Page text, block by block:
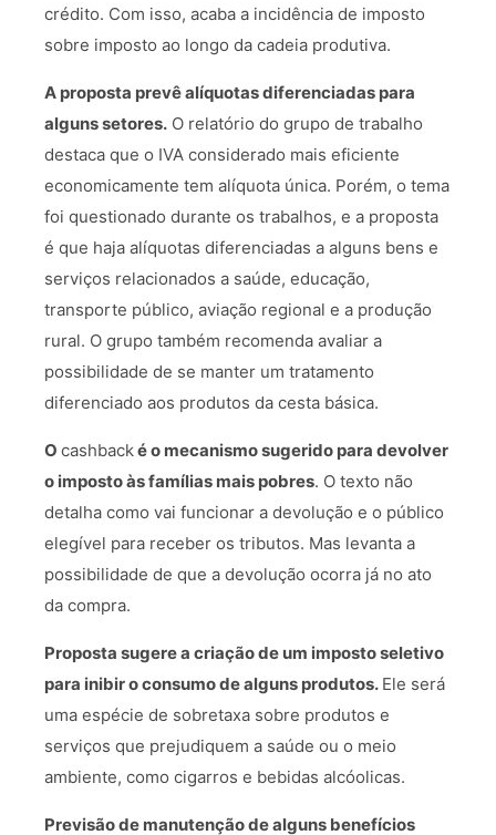
crédito. Com isso, acaba a incidência de imposto
sobre imposto ao longo da cadeia produtiva.
A proposta prevê alíquotas diferenciadas para
alguns setores. O relatório do grupo de trabalho
destaca que o IVA considerado mais eficiente
economicamente tem alíquota única. Porém, o tema
foi questionado durante os trabalhos, e a proposta
é que haja alíquotas diferenciadas a alguns bens e
serviços relacionados a saúde, educação,
transporte público, aviação regional e a produção
rural. O grupo também recomenda avaliar a
possibilidade de se manter um tratamento
diferenciado aos produtos da cesta básica.
O cashbacké o mecanismo sugerido para devolver
o imposto às famílias mais pobres. O texto não
detalha como vai funcionar a devolução e o público
elegível para receber os tributos. Mas levanta a
possibilidade de que a devolução ocorra já no ato
da compra.
Proposta sugere a criação de um imposto seletivo
para inibir o consumo de alguns produtos. Ele será
uma espécie de sobretaxa sobre produtos e
serviços que prejudiquem a saúde ou o meio
ambiente, como cigarros e bebidas alcóolicas.
Previsão de manutenção de alguns benefícios